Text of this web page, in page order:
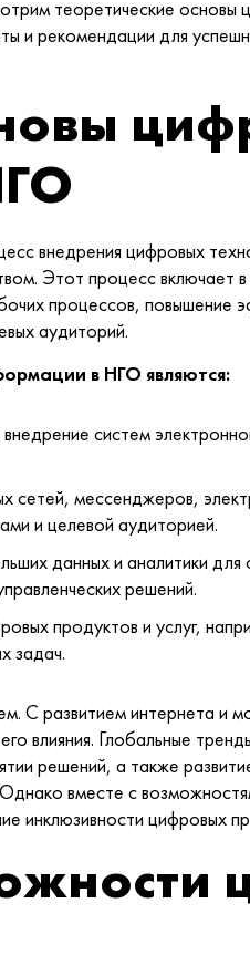
теоретические основы
и рекомендации для
внедрения цифровых
Этот процесс включает
процессов, повышение
аудиторий.
в НГО являются:
систем
сетей, мессенджеров,
и целевой аудиторией.
данных и аналитики для
решений.
продуктов и услуг,
задач.
развитием интернета и
влияния. Глобальные
решений, а также
вместе с
инклюзивности цифровых